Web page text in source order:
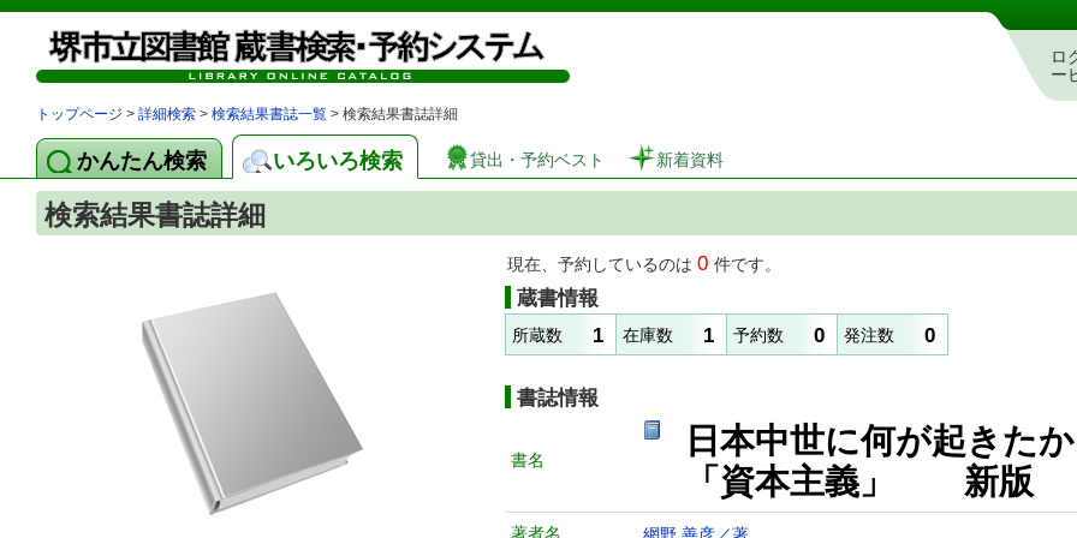
図書館 蔵書検索・予約システム
ロ
ー
トップページ > 詳細検索 > 検索結果書誌一覧 > 検索結果書誌詳細
かんたん検索 いろいろ検索 貸出・予約ベスト 新着資料
検索結果書誌詳細
現在、予約しているのは 0 件です。
蔵書情報
所蔵数 1 在庫数 1 予約数 0 発注数 0
書誌情報
書名
日本中世に何が起き
「資本主義」 新版
著者名